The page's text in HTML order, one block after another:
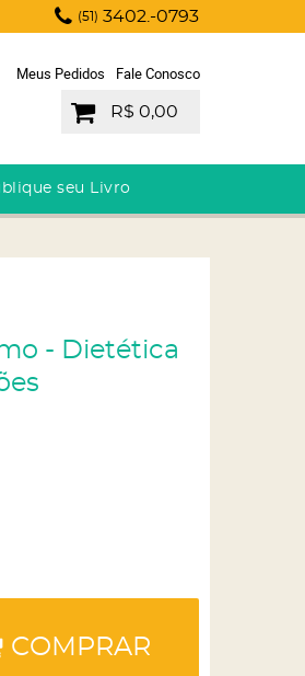
(51) 3402.-0793
Meus Pedidos Fale Conosco
R$ 0,00
seu Livro
- Dietética
COMPRAR